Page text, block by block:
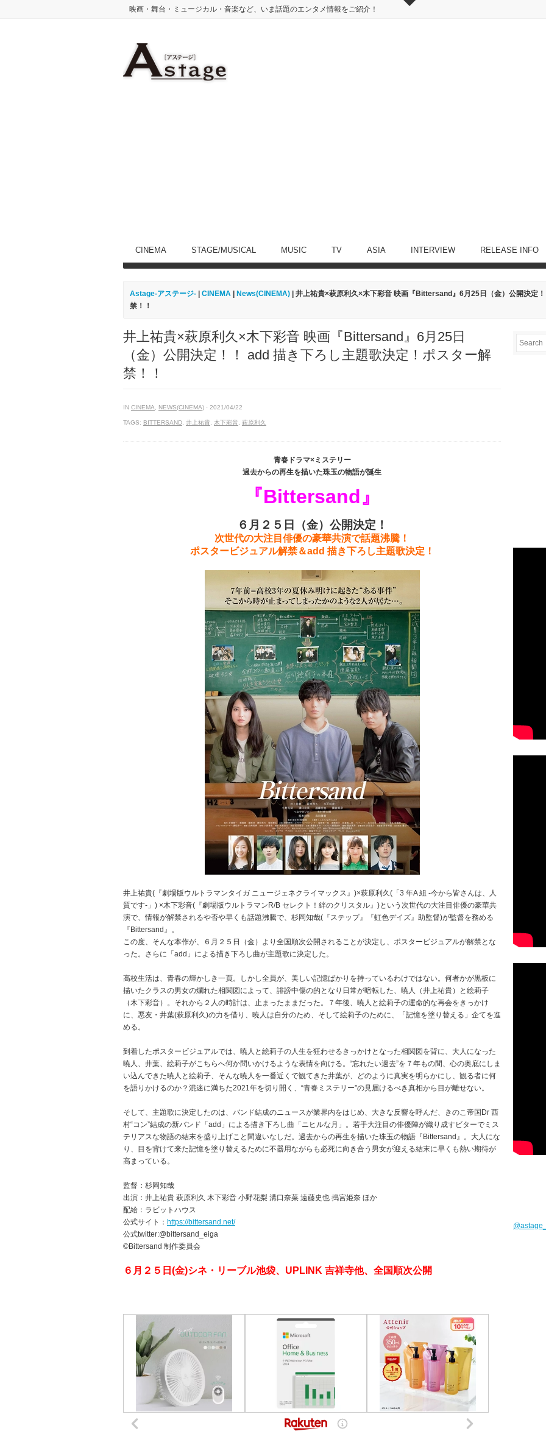
映画・舞台・ミュージカル・音楽など、いま話題のエンタメ情報をご紹介！
CINEMA STAGE/MUSICAL MUSIC TV ASIA INTERVIEW RELEASE INFO
Astage-アステージ- CINEMA News(CINEMA) | 井上祐貴×萩原利久×木下彩音 映画『Bittersand』6月25日（金）公開決定
禁！！
井上祐貴×萩原利久×木下彩音 映画『Bittersand』6月25日
（金）公開決定！！ add 描き下ろし主題歌決定！ポスター解
禁！！
IN CINEMA NEWS(CINEMA) · 2021/04/22
TAGS: BITTERSAND 井上祐貴 木下彩音 萩原利久
青春ドラマ×ミステリー
過去からの再生を描いた珠玉の物語が誕生
『Bittersand』
６月２５日（金）公開決定！
次世代の大注目俳優の豪華共演で話題沸騰！
ポスタービジュアル解禁＆add 描き下ろし主題歌決定！
井上祐貴(『劇場版ウルトラマンタイガ ニュージェネクライマックス』)×萩原利久(「3 年A 組 -今から皆さんは、人
質です-」) ×木下彩音(『劇場版ウルトラマンR/B セレクト！絆のクリスタル』)という次世代の大注目俳優の豪華共
演で、情報が解禁されるや否や早くも話題沸騰で、杉岡知哉(『ステップ』『虹色デイズ』助監督)が監督を務める
『Bittersand』。
この度、そんな本作が、６月２５日（金）より全国順次公開されることが決定し、ポスタービジュアルが解禁とな
った。さらに「add」による描き下ろし曲が主題歌に決定した。
高校生活は、青春の輝かしき一頁。しかし全員が、美しい記憶ばかりを持っているわけではない。何者かが黒板に
描いたクラスの男女の爛れた相関図によって、誹謗中傷の的となり日常が暗転した、暁人（井上祐貴）と絵莉子
（木下彩音）。それから２人の時計は、止まったままだった。７年後、暁人と絵莉子の運命的な再会をきっかけ
に、悪友・井葉(萩原利久)の力を借り、暁人は自分のため、そして絵莉子のために、「記憶を塗り替える」企てを進
める。
到着したポスタービジュアルでは、暁人と絵莉子の人生を狂わせるきっかけとなった相関図を背に、大人になった
暁人、井葉、絵莉子がこちらへ何か問いかけるような表情を向ける。“忘れたい過去”を７年もの間、心の奥底にしま
い込んできた暁人と絵莉子、そんな暁人を一番近くで観てきた井葉が、どのように真実を明らかにし、観る者に何
を語りかけるのか？混迷に満ちた2021年を切り開く、“青春ミステリー”の見届けるべき真相から目が離せない。
そして、主題歌に決定したのは、バンド結成のニュースが業界内をはじめ、大きな反響を呼んだ、きのこ帝国Dr 西
村“コン”結成の新バンド「add」による描き下ろし曲「ニヒルな月」。若手大注目の俳優陣が織り成すビターでミス
テリアスな物語の結末を盛り上げこと間違いなしだ。過去からの再生を描いた珠玉の物語『Bittersand』。大人にな
り、目を背けて来た記憶を塗り替えるために不器用ながらも必死に向き合う男女が迎える結末に早くも熱い期待が
高まっている。
監督：杉岡知哉
出演：井上祐貴 萩原利久 木下彩音 小野花梨 溝⼝奈菜 遠藤史也 搗宮姫奈 ほか
配給：ラビットハウス
公式サイト： https://bittersand.net/
公式twitter:@bittersand_eiga
©Bittersand 制作委員会
６月２５日(金)シネ・リーブル池袋、UPLINK 吉祥寺他、全国順次公開